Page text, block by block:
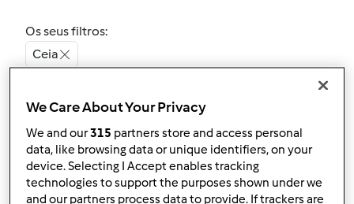
Os seus filtros:
Ceia
Cevadinha doce
porGast
We Care About Your Privacy
We and our315 partners store and access personal
data, like browsing data or unique identifiers, on your
device. Selecting I Accept enables tracking
technologies to support the purposes shown under we
and our partners process data to provide. If trackers are